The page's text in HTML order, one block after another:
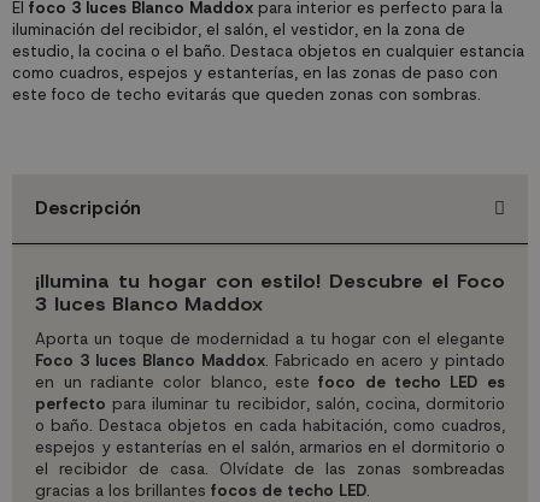
El foco 3 luces Blanco Maddoxpara interior es perfecto para la
iluminación del recibidor, el salón, el vestidor, en la zona de
estudio, la cocina o el baño. Destaca objetos en cualquier estancia
como cuadros, espejos y estanterías, en las zonas de paso con
este foco de techo evitarás que queden zonas con sombras.
Descripción
¡Ilumina tu hogar con estilo! Descubre el Foco
3 luces Blanco Maddox
Aporta un toque de modernidad a tu hogar con el elegante
Foco 3 luces Blanco Maddox. Fabricado en acero y pintado
en un radiante color blanco, estefoco de techo LED es
perfecto para iluminar tu recibidor, salón, cocina, dormitorio
o baño. Destaca objetos en cada habitación, como cuadros,
espejos y estanterías en el salón, armarios en el dormitorio o
el recibidor de casa. Olvídate de las zonas sombreadas
gracias a los brillantesfocos de techo LED.